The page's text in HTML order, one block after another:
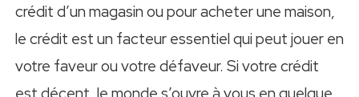
crédit d’un magasin ou pour acheter une maison,
le crédit est un facteur essentiel qui peut jouer en
votre faveur ou votre défaveur. Si votre crédit